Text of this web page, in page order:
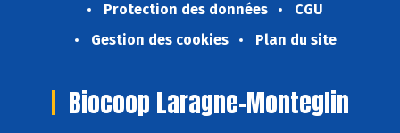
Protection des données
CGU
Gestion des cookies
Plan du site
Biocoop Laragne-Monteglin